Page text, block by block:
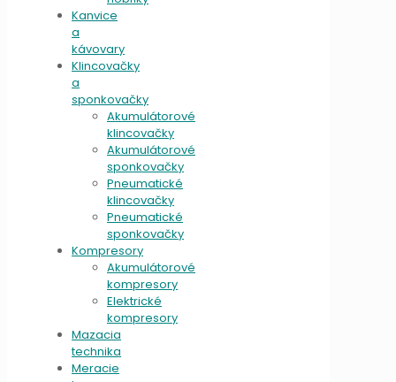
Kanvice
a
kávovary
Klincovačky
a
sponkovačky
Akumulátorové
klincovačky
Akumulátorové
sponkovačky
Pneumatické
klincovačky
Pneumatické
sponkovačky
Kompresory
Akumulátorové
kompresory
Elektrické
kompresory
Mazacia
technika
Meracie